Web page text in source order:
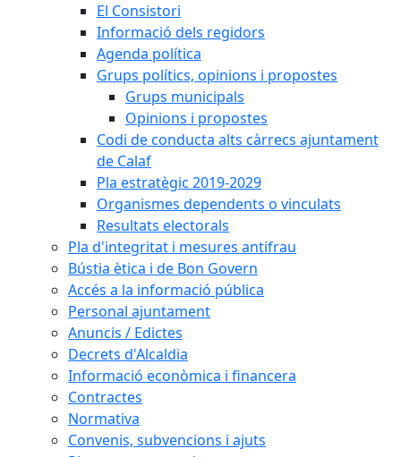
El Consistori
Informació dels regidors
Agenda política
Grups polítics, opinions i propostes
Grups municipals
Opinions i propostes
Codi de conducta alts càrrecs ajuntament
de Calaf
Pla estratègic 2019-2029
Organismes dependents o vinculats
Resultats electorals
Pla d'integritat i mesures antifrau
Bústia ètica i de Bon Govern
Accés a la informació pública
Personal ajuntament
Anuncis / Edictes
Decrets d'Alcaldia
Informació econòmica i financera
Contractes
Normativa
Convenis, subvencions i ajuts